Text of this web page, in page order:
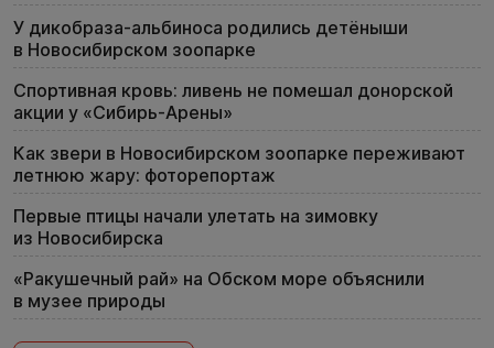
У дикобраза-альбиноса родились детёныши
в Новосибирском зоопарке
Спортивная кровь: ливень не помешал донорской
акции у «Сибирь-Арены»
Как звери в Новосибирском зоопарке переживают
летнюю жару: фоторепортаж
Первые птицы начали улетать на зимовку
из Новосибирска
«Ракушечный рай» на Обском море объяснили
в музее природы